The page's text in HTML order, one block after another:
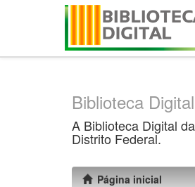
Biblioteca
A Biblioteca Digital
Distrito Federal.
Página inicial